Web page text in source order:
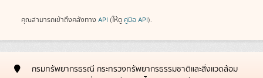
คุณสามารถเข้าถึงคลังทาง API (ให้ดู คู่มือ API).
กรมทรัพยากรธรณี กระทรวงทรัพยากรธรรมชาติและสิ่งแวดล้อม